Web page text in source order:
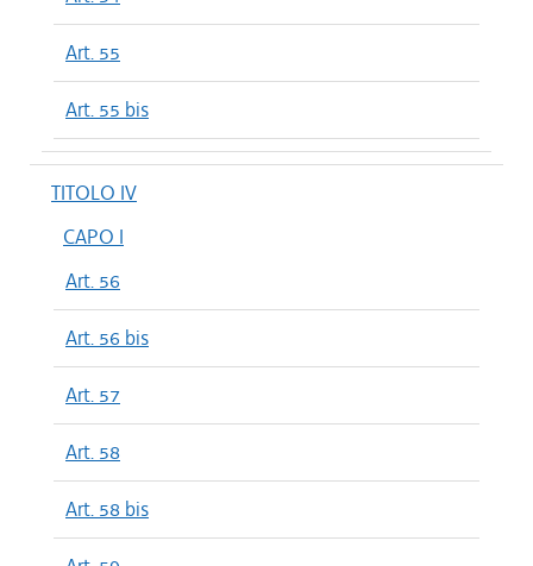
Art. 55
Art. 55 bis
TITOLO IV
CAPO I
Art. 56
Art. 56 bis
Art. 57
Art. 58
Art. 58 bis